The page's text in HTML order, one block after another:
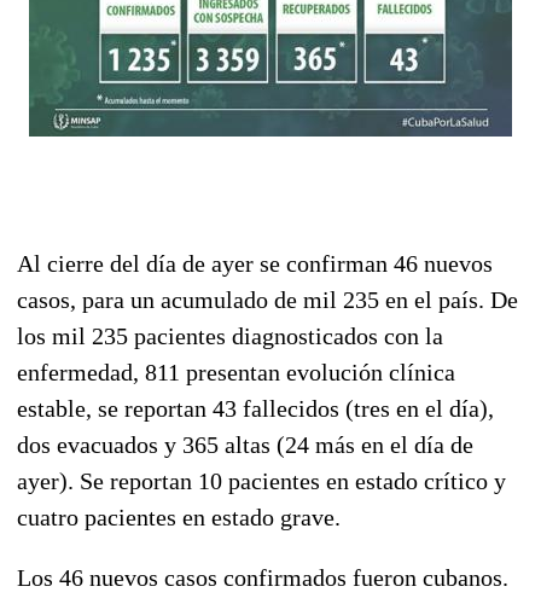
Al cierre del día de ayer se confirman 46 nuevos
casos, para un acumulado de mil 235 en el país. De
los mil 235 pacientes diagnosticados con la
enfermedad, 811 presentan evolución clínica
estable, se reportan 43 fallecidos (tres en el día),
dos evacuados y 365 altas (24 más en el día de
ayer). Se reportan 10 pacientes en estado crítico y
cuatro pacientes en estado grave.
Los 46 nuevos casos confirmados fueron cubanos.